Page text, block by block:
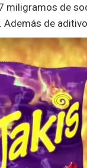
miligramos de
de